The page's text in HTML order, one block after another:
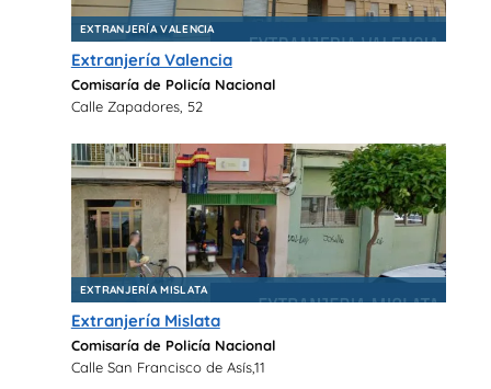
EXTRANJERÍA VALENCIA
Extranjería Valencia
Comisaría de Policía Nacional
Calle Zapadores, 52
EXTRANJERÍA MISLATA
Extranjería Mislata
Comisaría de Policía Nacional
Calle San Francisco de Asís,11